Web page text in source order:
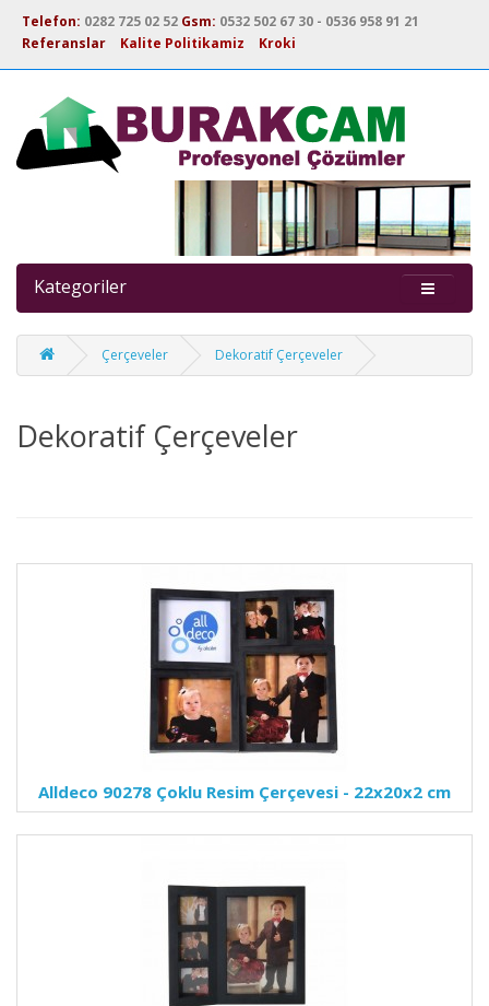
Telefon: 0282 725 02 52 Gsm: 0532 502 67 30 - 0536 958 91 21
Referanslar
Kalite Politikamiz Kroki
Kategoriler
Çerçeveler Dekoratif Çerçeveler
Dekoratif Çerçeveler
Alldeco 90278 Çoklu Resim Çerçevesi - 22x20x2 cm